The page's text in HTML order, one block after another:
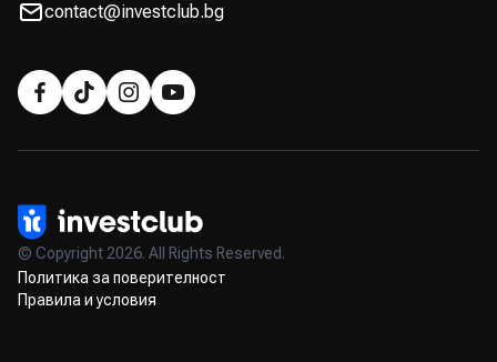
contact@investclub.bg
© Copyright 2026. All Rights Reserved.
Политика за поверителност
Правила и условия